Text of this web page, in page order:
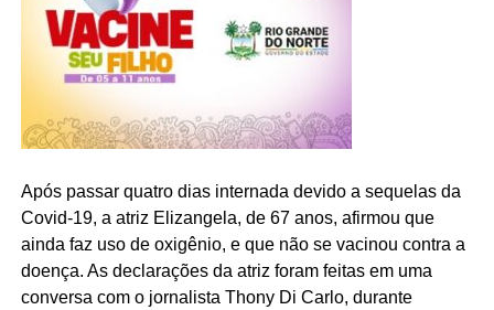
Após passar quatro dias internada devido a sequelas da
Covid-19, a atriz Elizangela, de 67 anos, afirmou que
ainda faz uso de oxigênio, e que não se vacinou contra a
doença. As declarações da atriz foram feitas em uma
conversa com o jornalista Thony Di Carlo, durante